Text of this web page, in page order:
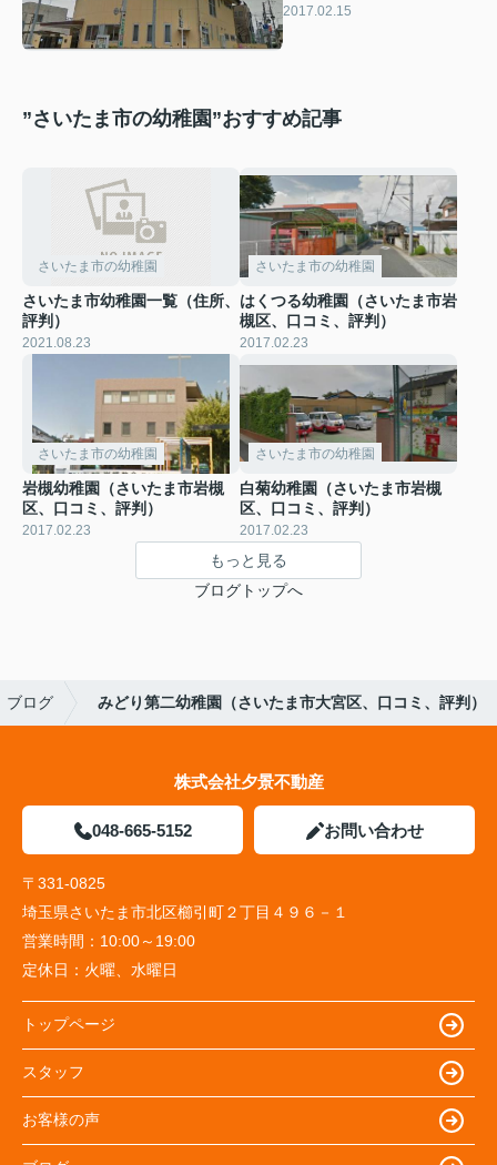
2017.02.15
”さいたま市の幼稚園”おすすめ記事
さいたま市の幼稚園
さいたま市幼稚園一覧（住所、
評判）
2021.08.23
さいたま市の幼稚園
はくつる幼稚園（さいたま市岩
槻区、口コミ、評判）
2017.02.23
さいたま市の幼稚園
岩槻幼稚園（さいたま市岩槻
区、口コミ、評判）
2017.02.23
さいたま市の幼稚園
白菊幼稚園（さいたま市岩槻
区、口コミ、評判）
2017.02.23
もっと見る
ブログトップへ
ブログ みどり第二幼稚園（さいたま市大宮区、口コミ、評判）
株式会社夕景不動産
048-665-5152 お問い合わせ
〒331-0825
埼玉県さいたま市北区櫛引町２丁目４９６－１
営業時間： 10:00～19:00
定休日： 火曜、水曜日
トップページ
スタッフ
お客様の声